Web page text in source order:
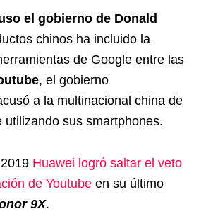
el gobierno de Donald
chinos ha incluido la
de Google entre las
, el gobierno
a la multinacional china de
utilizando sus smartphones.
Huawei logró saltar el veto
de Youtube en su último
9X.